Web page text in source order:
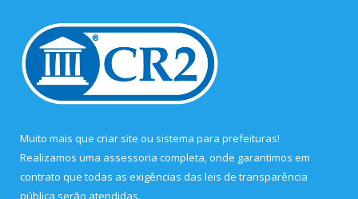
Muito mais que criar site ou sistema para prefeituras!
Realizamos uma assessoria completa, onde garantimos em
contrato que todas as exigências das leis de transparência
pública serão atendidas.